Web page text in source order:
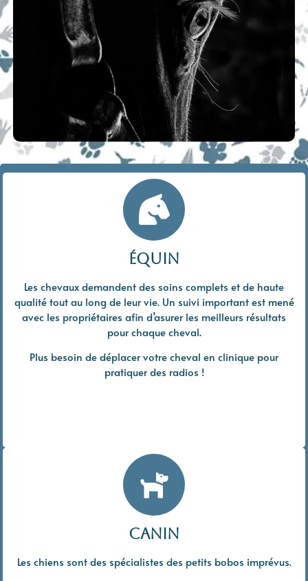
équin
Les chevaux demandent des soins complets et de haute
qualité tout au long de leur vie. Un suivi important est mené
avec les propriétaires afin d’asurer les meilleurs résultats
pour chaque cheval.
Plus besoin de déplacer votre cheval en clinique pour
pratiquer des radios !
canin
Les chiens sont des spécialistes des petits bobos imprévus.